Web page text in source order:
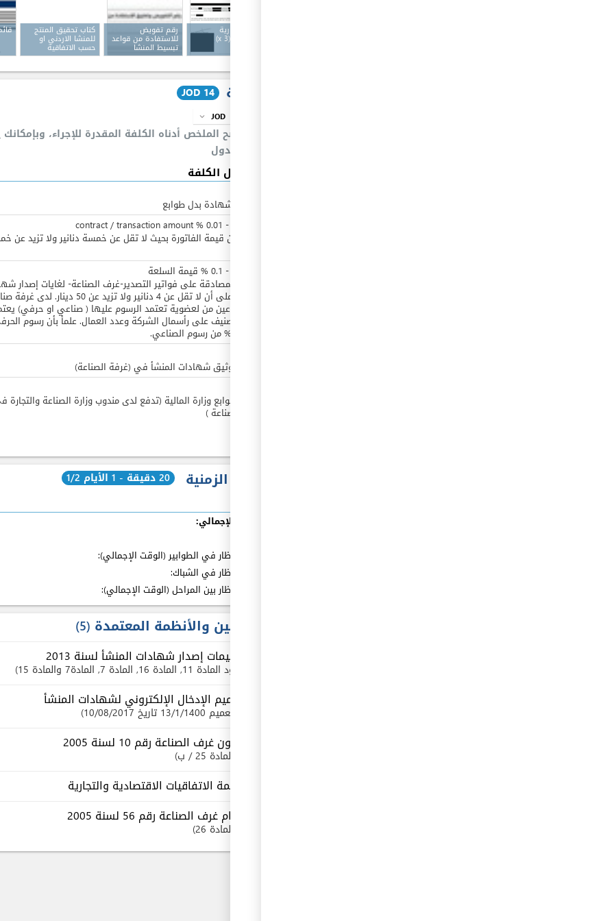
فاتورة تجارية
(x 3)
رقم تفويض
للاستفادة من قواعد
تبسيط المنشا
كتاب تحقيق المنتج
للمنشا الاردني او
حسب الاتفاقية
الكلفة JOD 14
JOD
expand_more
يوضح الملخص أدناه الكلفة المقدرة للإجراء، وبإمكانك
بالجدول
تفاصيل الكلفة
عن كل شهادة بدل طوابع
-
0.01
%
نسبة من قيمة الفاتورة بحيث لا تقل عن خمسة دنانير ولا تزيد عن
-
0.1
% قيمة السلعة
رسوم المصادقة على فواتير التصدير-غرف الصناعة- لغايات إصدار
المنشأ على أن لا تقل عن 4 دنانير ولا تزيد عن 50 دينار. لدى
عمان نوعين من لعضوية تعتمد الرسوم عليها ( صناعي او حرفي)
هذا التصنيف على رأسمال الشركة وعدد العمال. علمأ بأن رسوم
رسوم توثيق شهادات المنشأ في (غرفة الصناعة)
رسوم طوابع وزارة المالية (تدفع لدى مندوب وزارة الصناعة والتجارة
غرف الصناعة )
المدة الزمنية 20 دقيقة - 1 الأيام 1/2
الوقت الإجمالي:
مدة الإنتظار في الطوابير (الوقت الإجمالي):
مدة الإنتظار في الشباك:
مدة الإنتظار بين المراحل (الوقت الإجمالي):
القوانين والأنظمة المعتمدة 5
تعليمات إصدار شهادات المنشأ لسنة 2013
بنود المادة 11 , المادة 16 , المادة 7 , المادة7 والمادة 15
تعميم الإدخال الإلكتروني لشهادات المنشأ
تعميم 13/1/1400 تاريخ 10/08/2017
قانون غرف الصناعة رقم 10 لسنة 2005
المادة 25 / ب
قائمة الاتفاقيات الاقتصادية والتجارية
نظام غرف الصناعة رقم 56 لسنة 2005
المادة 26